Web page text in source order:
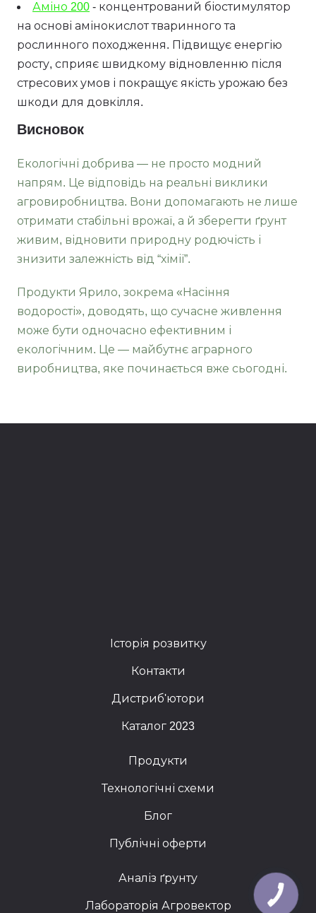
Аміно 200 - концентрований біостимулятор
на основі амінокислот тваринного та
рослинного походження. Підвищує енергію
росту, сприяє швидкому відновленню після
стресових умов і покращує якість урожаю без
шкоди для довкілля.
Висновок
Екологічні добрива — не просто модний
напрям. Це відповідь на реальні виклики
агровиробництва. Вони допомагають не лише
отримати стабільні врожаї, а й зберегти ґрунт
живим, відновити природну родючість і
знизити залежність від “хімії”.
Продукти Ярило, зокрема «Насіння
водорості», доводять, що сучасне живлення
може бути одночасно ефективним і
екологічним. Це — майбутнє аграрного
виробництва, яке починається вже сьогодні.
Історія розвитку
Контакти
Дистриб'ютори
Каталог 2023
Продукти
Технологічні схеми
Блог
Публічні оферти
Аналіз ґрунту
Лабораторія Агровектор